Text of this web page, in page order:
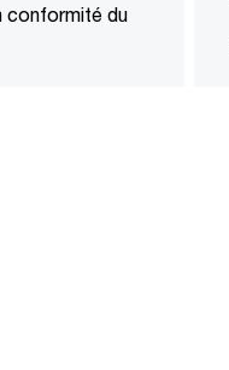
conformité du